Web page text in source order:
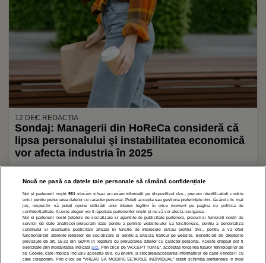
12 DEC.REDACȚIA
Sondaj: Managerii din HoReCa consideră că
lipsa personalului şi instabilitatea economică
vor afecta industria în 2025
1 2 »
Nouă ne pasă ca datele tale personale să rămână confidențiale
Noi și partenerii noștri 961 stocăm și/sau accesăm informații pe dispozitivul dvs., precum identificatorii cookie
unici pentru prelucrarea datelor cu caracter personal. Puteți accepta sau gestiona preferințele dvs. făcând clic mai
jos, respectiv vă puteți opune utilizării unui interes legitim în orice moment pe pagina cu politica de
confidențialitate. Aceste alegeri vor fi raportate partenerilor noștri și nu vă vor afecta navigarea.
Noi si partenerii nostri (retelele de socializare si agentiile de publicitate partenere, precum si furnizorii nostri de
servicii de date analitice) prelucram date pentru a permite website-ului sa functioneze, pentru a personaliza
continutul si anunturile publicitare afisate in functie de interesele si/sau profilul dvs., pentru a va oferi
functionalitati aferente retelelor de socializare si pentru a analiza traficul pe website. Beneficiati de drepturile
prevazute de art. 15-22 din GDPR in legatura cu prelucrarea datelor cu caracter personal. Aceste drepturi pot fi
exercitate prin modalitatea indicataaici . Prin click pe “ACCEPT TOATE”, acceptati folosirea tuturor Tehnologiilor de
tip Cookie, care implica inclusiv acceptul dvs. cu privire la stocarea/accesarea informatiilor de catre Vendor-ii cu
care colaboram. Prin click pe “VREAU SA MODIFIC SETARILE INDIVIDUAL” puteti schimba preferintele in mod